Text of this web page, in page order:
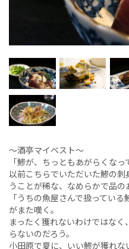
〜酒亭マイベスト〜
「鯵が、ちっともあがらくな
以前こちらでいただいた鯵の
うことが稀な、なめらかで品の
「うちの魚屋さんで扱ってい
がまた嘆く。
まったく獲れないわけではな
らないのだろう。
小田原で夏に、いい鯵が獲れな